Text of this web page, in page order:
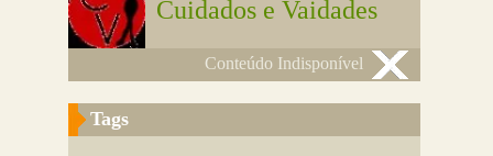
Cuidados e Vaidades
Conteúdo Indisponível
Tags